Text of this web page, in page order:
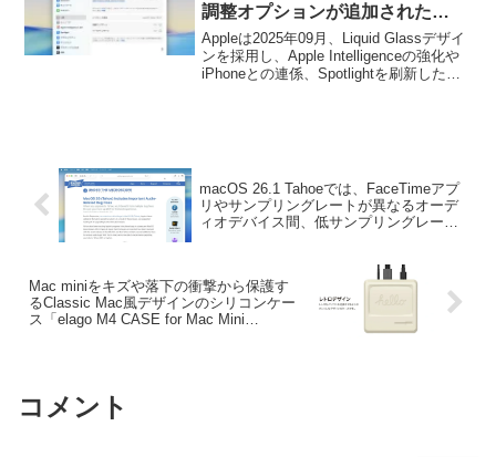
調整オプションが追加された
「macOS 26.1 Tahoe」を正式に
リリース。
Appleは2025年09月、Liquid Glassデザイ
ンを採用し、Apple Intelligenceの強化や
iPhoneとの連係、Spotlightを刷新した
macOS 26.1 Tahoeでは、FaceTimeアプ
リやサンプリングレートが異なるオーデ
ィオデバイス間、低サンプリングレート
オーディオ関連の不具合が修正。
Mac miniをキズや落下の衝撃から保護す
るClassic Mac風デザインのシリコンケー
ス「elago M4 CASE for Mac Mini
コメント